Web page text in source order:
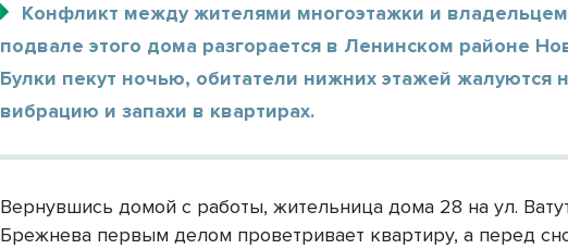
Конфликт между жителями многоэтажки и
подвале этого дома разгорается в Ленинском районе
Булки пекут ночью, обитатели нижних этажей жалуются
вибрацию и запахи в квартирах.
Вернувшись домой с работы, жительница дома 28 на ул.
Брежнева первым делом проветривает квартиру, а перед